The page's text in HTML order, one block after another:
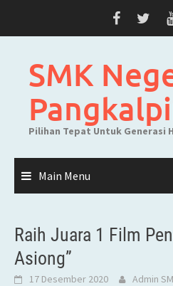
SMK
Pilihan Tepat Untuk Generasi
Main Menu
Raih Juara 1 Film
Asiong”
17 Desember 2020 Admin